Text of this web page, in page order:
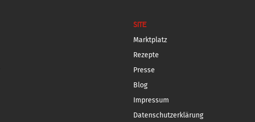
SITE
Marktplatz
Rezepte
Presse
Blog
Impressum
Datenschutzerklärung